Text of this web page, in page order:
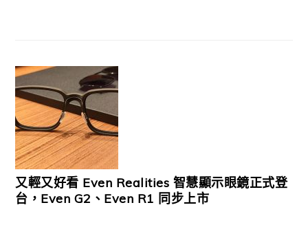
又輕又好看 Even Realities 智慧顯示眼鏡正式登
台，Even G2、Even R1 同步上市